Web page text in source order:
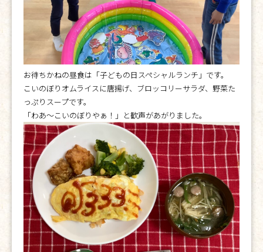
お待ちかねの昼食は「子どもの日スペシャルランチ」です。
こいのぼりオムライスに唐揚げ、ブロッコリーサラダ、野菜た
っぷりスープです。
「わあ〜こいのぼりやぁ！」と歓声があがりました。